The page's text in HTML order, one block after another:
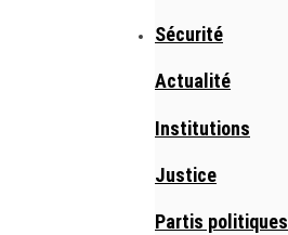
Sécurité
Actualité
Institutions
Justice
Partis politiques